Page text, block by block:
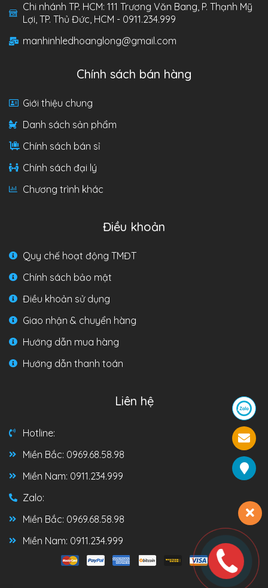
Chi nhánh TP. HCM: 111 Trương Văn Bang, P. Thạnh Mỹ
Lợi, TP. Thủ Đức, HCM - 0911.234.999
manhinhledhoanglong@gmail.com
Chính sách bán hàng
Giới thiệu chung
Danh sách sản phẩm
Chính sách bán sỉ
Chính sách đại lý
Chương trình khác
Điều khoản
Quy chế hoạt động TMĐT
Chính sách bảo mật
Điều khoản sử dụng
Giao nhận & chuyển hàng
Hướng dẫn mua hàng
Hướng dẫn thanh toán
Liên hệ
Hotline:
Miền Bắc: 0969.68.58.98
Miền Nam: 0911.234.999
Zalo:
Miền Bắc: 0969.68.58.98
Miền Nam: 0911.234.999